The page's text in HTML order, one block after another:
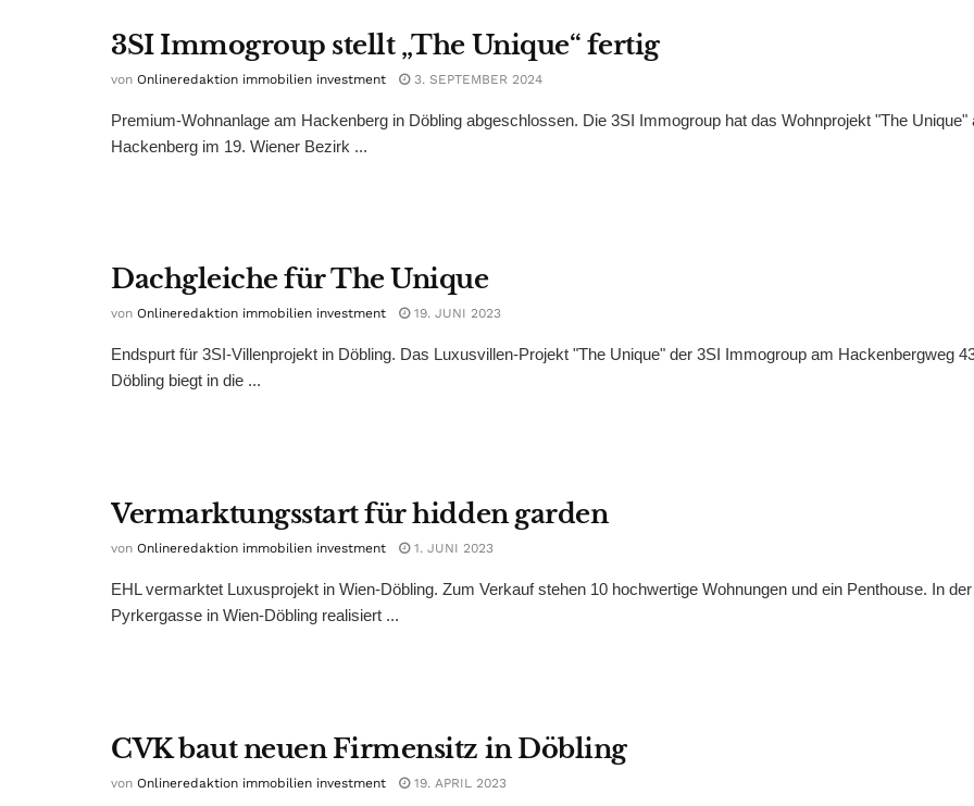
3SI Immogroup stellt „The Unique“ fertig
von Onlineredaktion immobilien investment 3. SEPTEMBER 2024
Premium-Wohnanlage am Hackenberg in Döbling abgeschlossen. Die 3SI Immogroup hat das Wohnprojekt "The Unique"
Hackenberg im 19. Wiener Bezirk ...
Dachgleiche für The Unique
von Onlineredaktion immobilien investment 19. JUNI 2023
Endspurt für 3SI-Villenprojekt in Döbling. Das Luxusvillen-Projekt "The Unique" der 3SI Immogroup am Hackenbergweg
Döbling biegt in die ...
Vermarktungsstart für hidden garden
von Onlineredaktion immobilien investment 1. JUNI 2023
EHL vermarktet Luxusprojekt in Wien-Döbling. Zum Verkauf stehen 10 hochwertige Wohnungen und ein Penthouse. In der
Pyrkergasse in Wien-Döbling realisiert ...
CVK baut neuen Firmensitz in Döbling
von Onlineredaktion immobilien investment 19. APRIL 2023